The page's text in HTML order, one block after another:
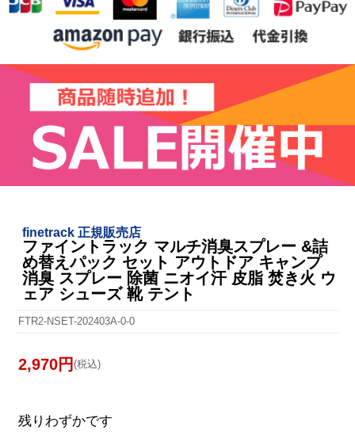
finetrack 正規販売店
ファイントラック マルチ消臭スプレー &詰
め替えパック セット アウトドア キャンプ
消臭 スプレー 除菌 ニオイ汗 皮脂 焚き火 ウ
ェア シューズ 靴 テント
FTR2-NSET-202403A-0-0
2,970円 (税込)
残りわずかです